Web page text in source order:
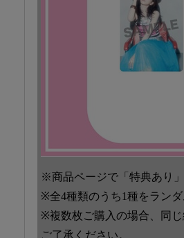
※商品ページで「特典あり
※全4種類のうち1種をラン
※複数枚ご購入の場合、同
ご了承ください。